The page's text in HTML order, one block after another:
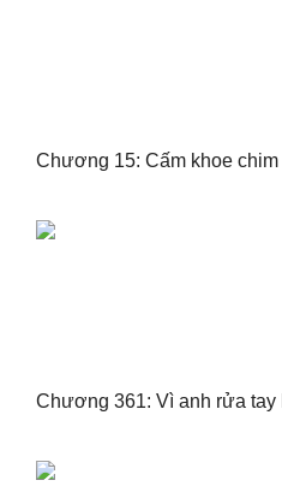
Chương 15: Cấm khoe
Chương 361: Vì anh rửa tay